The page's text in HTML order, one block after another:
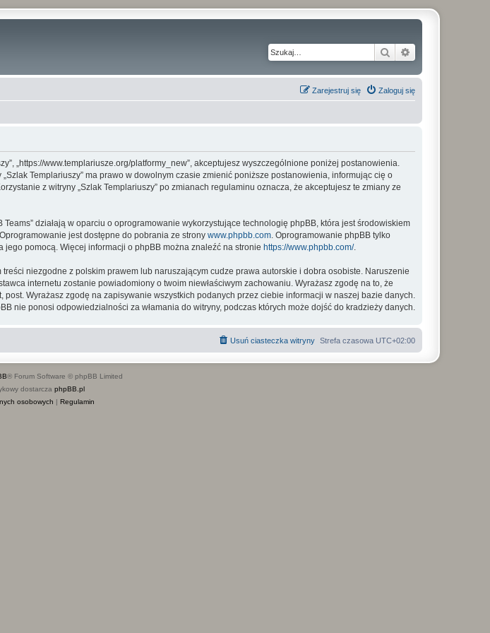
Szukaj
Zaloguj się
Zarejestruj się
„https://www.templariusze.org/platformy_new”, akceptujesz wyszczególnione poniżej postanowienia.
Templariuszy” ma prawo w dowolnym czasie zmienić poniższe postanowienia, informując cię o
z witryny „Szlak Templariuszy” po zmianach regulaminu oznacza, że akceptujesz te zmiany ze
Teams” działają w oparciu o oprogramowanie wykorzystujące technologię phpBB, która jest środowiskiem
Oprogramowanie jest dostępne do pobrania ze strony www.phpbb.com . Oprogramowanie phpBB tylko
pomocą. Więcej informacji o phpBB można znaleźć na stronie https://www.phpbb.com/.
niezgodne z polskim prawem lub naruszającym cudze prawa autorskie i dobra osobiste. Naruszenie
internetu zostanie powiadomiony o twoim niewłaściwym zachowaniu. Wyrażasz zgodę na to, że
Wyrażasz zgodę na zapisywanie wszystkich podanych przez ciebie informacji w naszej bazie danych.
nie ponosi odpowiedzialności za włamania do witryny, podczas których może dojść do kradzieży danych.
Strefa czasowa UTC+02:00
Usuń ciasteczka witryny
® Forum Software © phpBB Limited
dostarcza phpBB.pl
osobowych | Regulamin